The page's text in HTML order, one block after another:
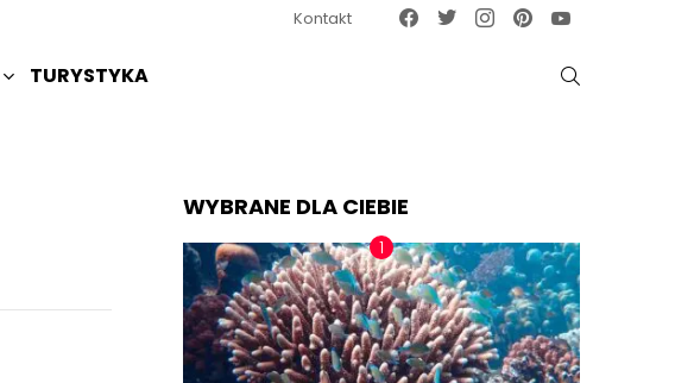
Kontakt Facebook
TwitterInstagram
TURYSTYKA
WYBRANE DLA CIEBIE